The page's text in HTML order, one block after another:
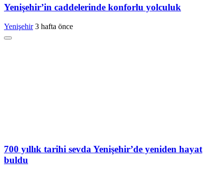
Yenişehir’in caddelerinde konforlu yolculuk
Yenişehir 3 hafta önce
700 yıllık tarihi sevda Yenişehir’de yeniden hayat
buldu